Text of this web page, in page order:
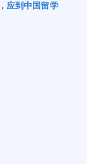
应到中国留学